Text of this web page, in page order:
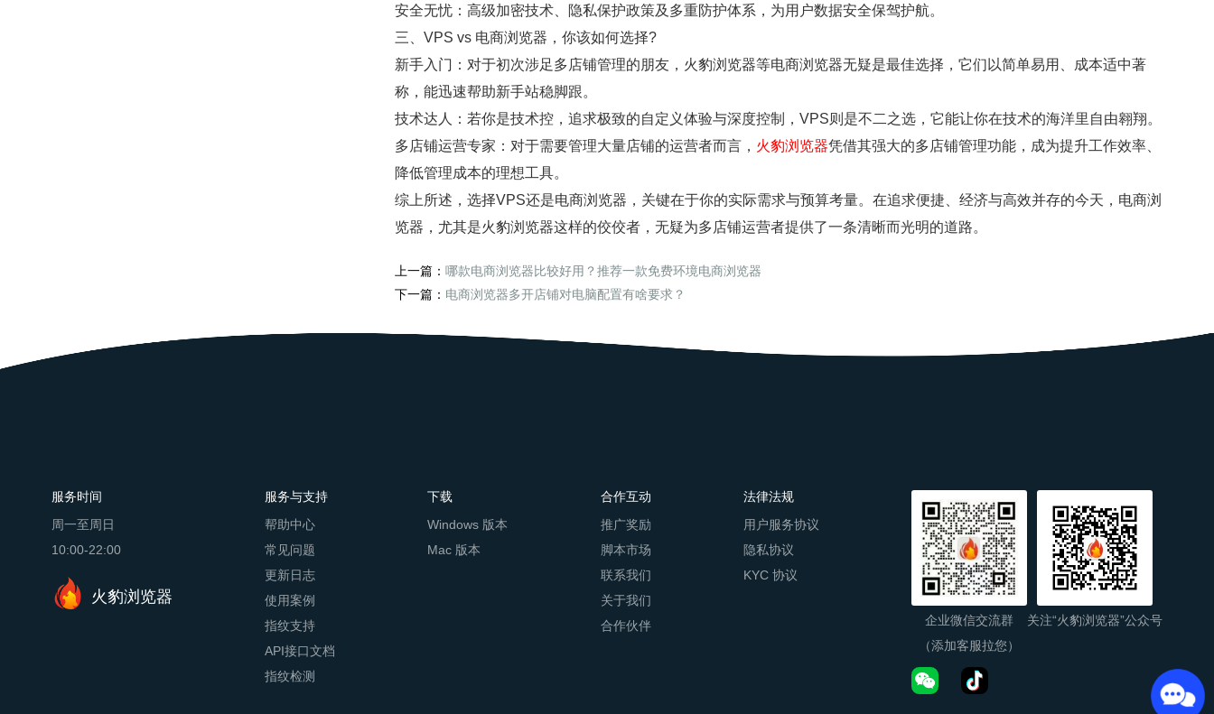
安全无忧：高级加密技术、隐私保护政策及多重防护体系，为用户数据安全保驾护航。
三、VPS vs 电商浏览器，你该如何选择?
新手入门：对于初次涉足多店铺管理的朋友，火豹浏览器等电商浏览器无疑是最佳选择，它们以简单易用、成本适中著
称，能迅速帮助新手站稳脚跟。
技术达人：若你是技术控，追求极致的自定义体验与深度控制，VPS则是不二之选，它能让你在技术的海洋里自由翱翔。
多店铺运营专家：对于需要管理大量店铺的运营者而言， 火豹浏览器凭借其强大的多店铺管理功能，成为提升工作效率、
降低管理成本的理想工具。
综上所述，选择VPS还是电商浏览器，关键在于你的实际需求与预算考量。在追求便捷、经济与高效并存的今天，电商浏
览器，尤其是火豹浏览器这样的佼佼者，无疑为多店铺运营者提供了一条清晰而光明的道路。
上一篇： 哪款电商浏览器比较好用？推荐一款免费环境电商浏览器
下一篇： 电商浏览器多开店铺对电脑配置有啥要求？
服务时间
周一至周日
10:00-22:00
火豹浏览器
服务与支持
帮助中心
常见问题
更新日志
使用案例
指纹支持
API接口文档
指纹检测
下载
Windows 版本
Mac 版本
合作互动
推广奖励
脚本市场
联系我们
关于我们
合作伙伴
法律法规
用户服务协议
隐私协议
KYC 协议
企业微信交流群
（添加客服拉您）
关注“火豹浏览器”公众号